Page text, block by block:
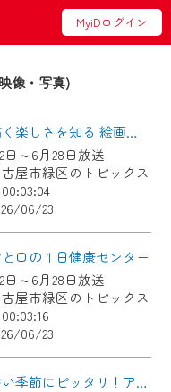
MyiDログイン
像・写真)
【緑区】描く楽しさを知る 絵画教室ボザール
日～6月28日放送
屋市緑区のトピックス
06/23
と口の１日健康センター
日～6月28日放送
屋市緑区のトピックス
06/23
【緑区】暑い季節にピッタリ！アサイーボウル専門店
TV』は2024
します！
住まいの地域
然。
ザから、いつ
！
町の地域情報
！